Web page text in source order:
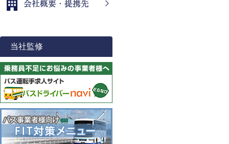
当社監修